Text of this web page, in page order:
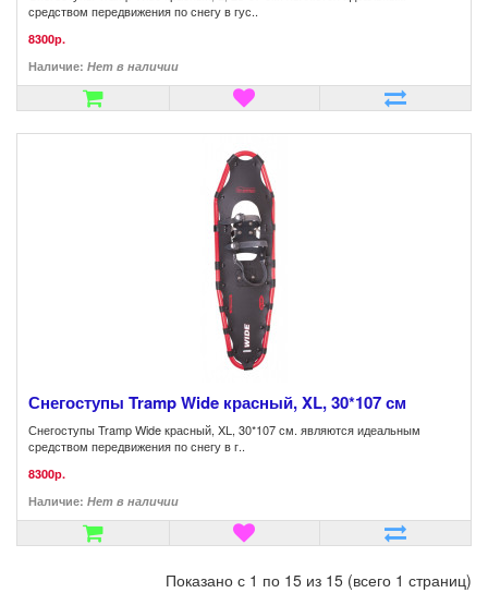
средством передвижения по снегу в гус..
8300р.
Наличие: Нет в наличии
Снегоступы Tramp Wide красный, XL, 30*107 см
Снегоступы Tramp Wide красный, XL, 30*107 см. являются идеальным
средством передвижения по снегу в г..
8300р.
Наличие: Нет в наличии
Показано с 1 по 15 из 15 (всего 1 страниц)